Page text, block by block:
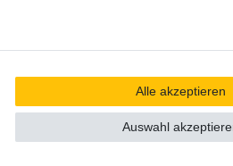
Alle akzeptieren
Auswahl